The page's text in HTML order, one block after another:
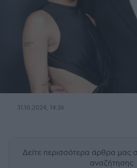
31.10.2024, 14:36
Δείτε περισσότερα άρθρα μας
αναζήτησης